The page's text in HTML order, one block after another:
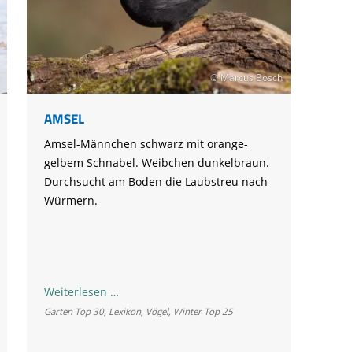
© Marcus Bosch
AMSEL
Amsel-Männchen schwarz mit orange-
gelbem Schnabel. Weibchen dunkelbraun.
Durchsucht am Boden die Laubstreu nach
Würmern.
Weiterlesen …
Garten Top 30, Lexikon, Vögel, Winter Top 25